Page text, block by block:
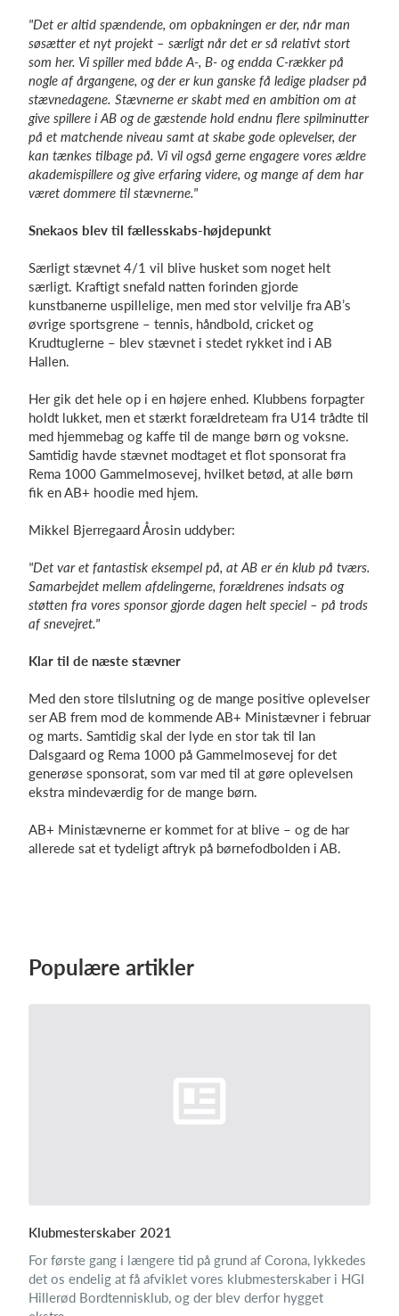
"Det er altid spændende, om opbakningen er der, når man
søsætter et nyt projekt – særligt når det er så relativt stort
som her. Vi spiller med både A-, B- og endda C-rækker på
nogle af årgangene, og der er kun ganske få ledige pladser på
stævnedagene. Stævnerne er skabt med en ambition om at
give spillere i AB og de gæstende hold endnu flere spilminutter
på et matchende niveau samt at skabe gode oplevelser, der
kan tænkes tilbage på. Vi vil også gerne engagere vores ældre
akademispillere og give erfaring videre, og mange af dem har
været dommere til stævnerne."
Snekaos blev til fællesskabs-højdepunkt
Særligt stævnet 4/1 vil blive husket som noget helt
særligt. Kraftigt snefald natten forinden gjorde
kunstbanerne uspillelige, men med stor velvilje fra AB’s
øvrige sportsgrene – tennis, håndbold, cricket og
Krudtuglerne – blev stævnet i stedet rykket ind i AB
Hallen.
Her gik det hele op i en højere enhed. Klubbens forpagter
holdt lukket, men et stærkt forældreteam fra U14 trådte til
med hjemmebag og kaffe til de mange børn og voksne.
Samtidig havde stævnet modtaget et flot sponsorat fra
Rema 1000 Gammelmosevej, hvilket betød, at alle børn
fik en AB+ hoodie med hjem.
Mikkel Bjerregaard Årosin uddyber:
"Det var et fantastisk eksempel på, at AB er én klub på tværs.
Samarbejdet mellem afdelingerne, forældrenes indsats og
støtten fra vores sponsor gjorde dagen helt speciel – på trods
af snevejret."
Klar til de næste stævner
Med den store tilslutning og de mange positive oplevelser
ser AB frem mod de kommende AB+ Ministævner i februar
og marts. Samtidig skal der lyde en stor tak til Ian
Dalsgaard og Rema 1000 på Gammelmosevej for det
generøse sponsorat, som var med til at gøre oplevelsen
ekstra mindeværdig for de mange børn.
AB+ Ministævnerne er kommet for at blive – og de har
allerede sat et tydeligt aftryk på børnefodbolden i AB.
Populære artikler
Klubmesterskaber 2021
For første gang i længere tid på grund af Corona, lykkedes
det os endelig at få afviklet vores klubmesterskaber i HGI
Hillerød Bordtennisklub, og der blev derfor hygget